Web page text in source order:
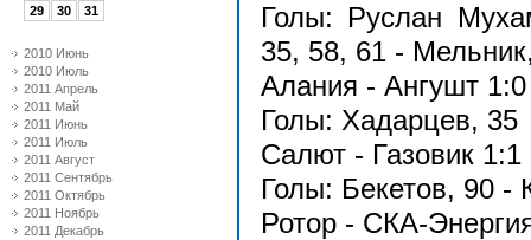
29
30 31
2010 Июнь
2010 Июль
2011 Апрель
2011 Май
2011 Июнь
2011 Июль
2011 Август
2011 Сентябрь
2011 Октябрь
2011 Ноябрь
2011 Декабрь
Голы: Руслан
35, 58, 61 -
Алания - Ангушт
Голы: Хадарцев, 35
Салют - Газовик 1:1
Голы: Бекетов, 90 -
Ротор - СКА-